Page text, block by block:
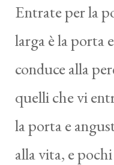
Entrate per la
larga è la porta
conduce alla
quelli che vi
la porta e
alla vita, e